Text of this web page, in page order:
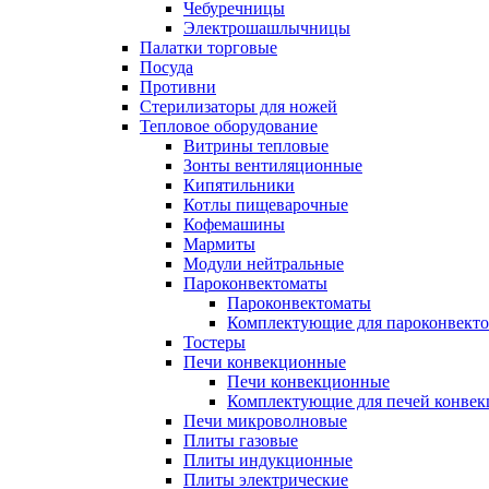
Чебуречницы
Электрошашлычницы
Палатки торговые
Посуда
Противни
Стерилизаторы для ножей
Тепловое оборудование
Витрины тепловые
Зонты вентиляционные
Кипятильники
Котлы пищеварочные
Кофемашины
Мармиты
Модули нейтральные
Пароконвектоматы
Пароконвектоматы
Комплектующие для
Тостеры
Печи конвекционные
Печи конвекционные
Комплектующие для печей
Печи микроволновые
Плиты газовые
Плиты индукционные
Плиты электрические